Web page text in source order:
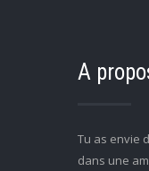
A
Tu as envie
dans une